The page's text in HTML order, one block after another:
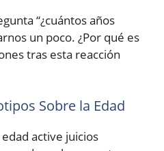
“¿cuántos años
un poco. ¿Por qué es
tras esta reacción
Sobre la Edad
active juicios